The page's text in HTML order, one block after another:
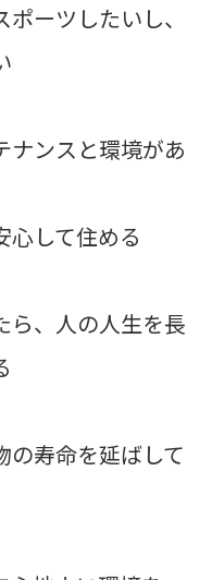
ーツしたいし、
ナンスと環境があ
心して住める
ら、人の人生を長
の寿命を延ばして